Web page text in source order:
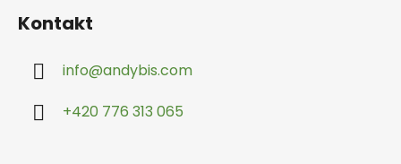
Kontakt
info@andybis.com
+420 776 313 065